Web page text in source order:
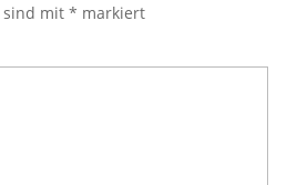
sind mit * markiert